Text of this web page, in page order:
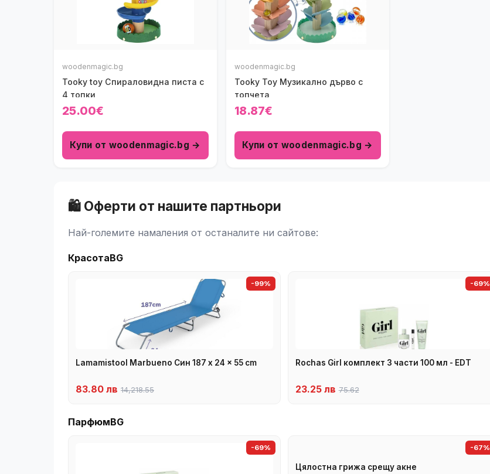
woodenmagic.bg
Tooky toy Спираловидна писта с
4 топки
25.00€
Купи от woodenmagic.bg →
woodenmagic.bg
Tooky Toy Музикално дърво с
топчета
18.87€
Купи от woodenmagic.bg →
🛍️ Оферти от нашите партньори
Най-големите намаления от останалите ни сайтове:
КрасотаBG
-99%
Lamamistool Marbueno Син 187 x 24 x 55 cm
83.80 лв 14,218.55
-69%
Rochas Girl комплект 3 части 100 мл - EDT
23.25 лв 75.62
ПарфюмBG
-69% -67%
Цялостна грижа срещу акне